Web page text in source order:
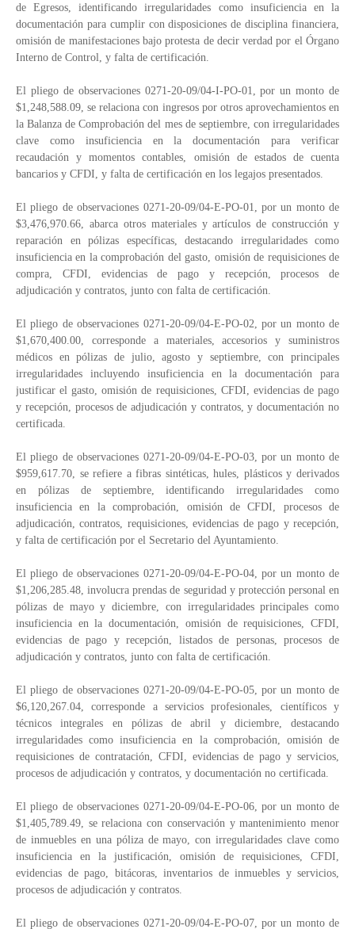
de Egresos, identificando irregularidades como insuficiencia en la
documentación para cumplir con disposiciones de disciplina financiera,
omisión de manifestaciones bajo protesta de decir verdad por el Órgano
Interno de Control, y falta de certificación.
El pliego de observaciones 0271-20-09/04-I-PO-01, por un monto de
$1,248,588.09, se relaciona con ingresos por otros aprovechamientos en
la Balanza de Comprobación del mes de septiembre, con irregularidades
clave como insuficiencia en la documentación para verificar
recaudación y momentos contables, omisión de estados de cuenta
bancarios y CFDI, y falta de certificación en los legajos presentados.
El pliego de observaciones 0271-20-09/04-E-PO-01, por un monto de
$3,476,970.66, abarca otros materiales y artículos de construcción y
reparación en pólizas específicas, destacando irregularidades como
insuficiencia en la comprobación del gasto, omisión de requisiciones de
compra, CFDI, evidencias de pago y recepción, procesos de
adjudicación y contratos, junto con falta de certificación.
El pliego de observaciones 0271-20-09/04-E-PO-02, por un monto de
$1,670,400.00, corresponde a materiales, accesorios y suministros
médicos en pólizas de julio, agosto y septiembre, con principales
irregularidades incluyendo insuficiencia en la documentación para
justificar el gasto, omisión de requisiciones, CFDI, evidencias de pago
y recepción, procesos de adjudicación y contratos, y documentación no
certificada.
El pliego de observaciones 0271-20-09/04-E-PO-03, por un monto de
$959,617.70, se refiere a fibras sintéticas, hules, plásticos y derivados
en pólizas de septiembre, identificando irregularidades como
insuficiencia en la comprobación, omisión de CFDI, procesos de
adjudicación, contratos, requisiciones, evidencias de pago y recepción,
y falta de certificación por el Secretario del Ayuntamiento.
El pliego de observaciones 0271-20-09/04-E-PO-04, por un monto de
$1,206,285.48, involucra prendas de seguridad y protección personal en
pólizas de mayo y diciembre, con irregularidades principales como
insuficiencia en la documentación, omisión de requisiciones, CFDI,
evidencias de pago y recepción, listados de personas, procesos de
adjudicación y contratos, junto con falta de certificación.
El pliego de observaciones 0271-20-09/04-E-PO-05, por un monto de
$6,120,267.04, corresponde a servicios profesionales, científicos y
técnicos integrales en pólizas de abril y diciembre, destacando
irregularidades como insuficiencia en la comprobación, omisión de
requisiciones de contratación, CFDI, evidencias de pago y servicios,
procesos de adjudicación y contratos, y documentación no certificada.
El pliego de observaciones 0271-20-09/04-E-PO-06, por un monto de
$1,405,789.49, se relaciona con conservación y mantenimiento menor
de inmuebles en una póliza de mayo, con irregularidades clave como
insuficiencia en la justificación, omisión de requisiciones, CFDI,
evidencias de pago, bitácoras, inventarios de inmuebles y servicios,
procesos de adjudicación y contratos.
El pliego de observaciones 0271-20-09/04-E-PO-07, por un monto de